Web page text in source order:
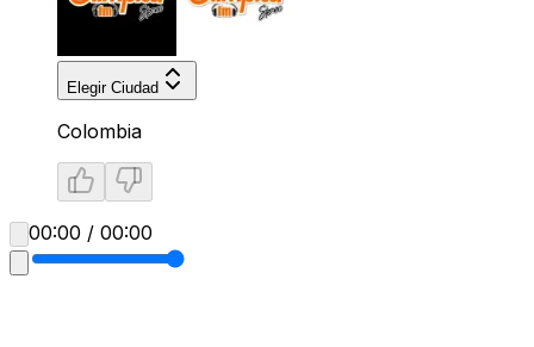
Elegir Ciudad
Colombia
00:00 / 00:00